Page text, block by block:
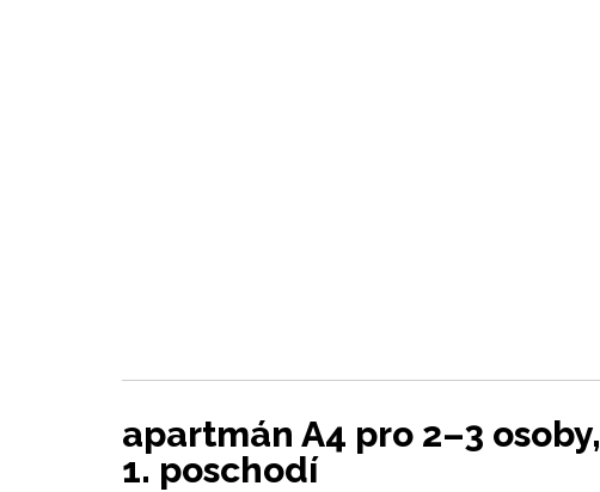
apartmán A4 pro 2–3 osoby,
1. poschodí